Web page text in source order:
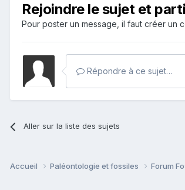
Rejoindre le sujet et
Pour poster un message, il faut créer un
Répondre à ce sujet…
Aller sur la liste des sujets
Accueil Paléontologie et fossiles Forum